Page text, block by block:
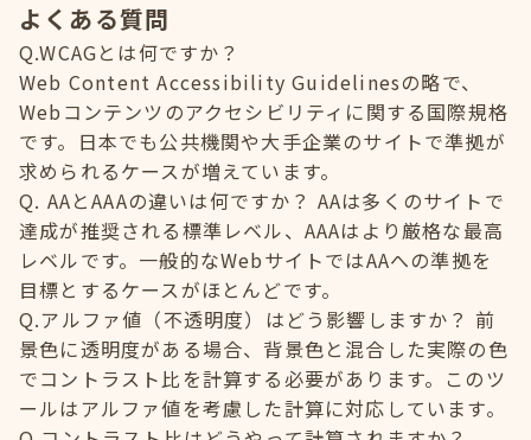
よくある質問
Q.WCAGとは何ですか？
Web Content Accessibility Guidelinesの略で、
Webコンテンツのアクセシビリティに関する国際規格
です。日本でも公共機関や大手企業のサイトで準拠が
求められるケースが増えています。
Q. AAとAAAの違いは何ですか？ AAは多くのサイトで
達成が推奨される標準レベル、AAAはより厳格な最高
レベルです。一般的なWebサイトではAAへの準拠を
目標とするケースがほとんどです。
Q.アルファ値（不透明度）はどう影響しますか？ 前
景色に透明度がある場合、背景色と混合した実際の色
でコントラスト比を計算する必要があります。このツ
ールはアルファ値を考慮した計算に対応しています。